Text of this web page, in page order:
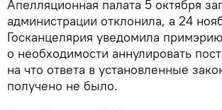
Апелляционная палата 5 октября
администрации отклонила, а 24
Госканцелярия уведомила примэрию
о необходимости аннулировать
на что ответа в установленные
получено не было.